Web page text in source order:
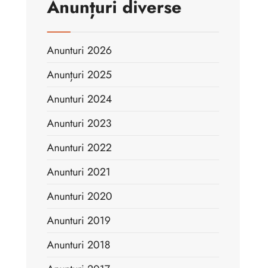
Anunțuri diverse
Anunturi 2026
Anunțuri 2025
Anunturi 2024
Anunturi 2023
Anunturi 2022
Anunturi 2021
Anunturi 2020
Anunturi 2019
Anunturi 2018